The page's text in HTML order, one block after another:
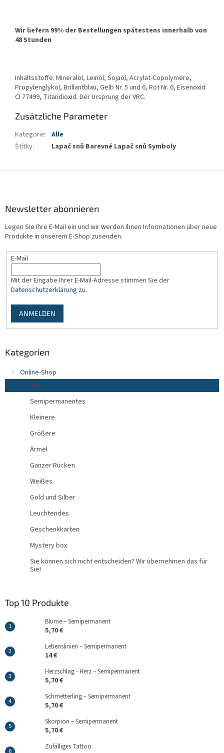
Wir liefern 99% der Bestellungen spätestens innerhalb von
48 Stunden
Inhaltsstoffe: Mineralöl, Leinöl, Sojaöl, Acrylat-Copolymere,
Propylenglykol, Brillantblau, Gelb Nr. 5 und 6, Rot Nr. 6, Eisenoxid
CI 77499, Titandioxid. Der Ursprung der VRC.
Zusätzliche Parameter
Kategorie: Alle
Štítky: Lapač snů Barevné Lapač snů Symboly
Newsletter abonnieren
Legen Sie Ihre E-Mail ein und wir werden Ihnen Informationen über neue
Produkte in unserem E-Shop zusenden.
E-Mail
Mit der Eingabe Ihrer E-Mail-Adresse stimmen Sie der
Datenschutzerklärung zu.
ANMELDEN
Kategorien
Online-Shop
Alle
Semipermanentes
Kleinere
Größere
Ärmel
Ganzer Rücken
Weißes
Gold und Silber
Leuchtendes
Geschenkkarten
Mystery box
Sie können sich nicht entscheiden? Wir übernehmen das für
Sie!
Top 10 Produkte
Blume – Semipermanent
5,70 €
Lebenslinien – Semipermanent
14 €
Herzschlag - Herz – Semipermanent
5,70 €
Schmetterling – Semipermanent
5,70 €
Skorpion – Semipermanent
5,70 €
Zufälliges Tattoo